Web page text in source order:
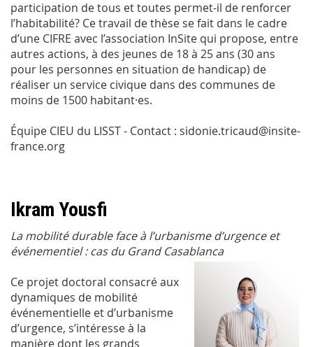
participation de tous et toutes permet-il de renforcer
l’habitabilité? Ce travail de thèse se fait dans le cadre
d’une CIFRE avec l’association InSite qui propose, entre
autres actions, à des jeunes de 18 à 25 ans (30 ans
pour les personnes en situation de handicap) de
réaliser un service civique dans des communes de
moins de 1500 habitant·es.
Équipe CIEU du LISST - Contact : sidonie.tricaud@insite-
france.org
Ikram Yousfi
La mobilité durable face à l’urbanisme d’urgence et
événementiel : cas du Grand Casablanca
Ce projet doctoral consacré aux
dynamiques de mobilité
événementielle et d’urbanisme
d’urgence, s’intéresse à la
manière dont les grands